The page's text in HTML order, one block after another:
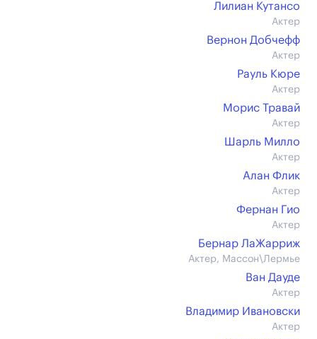
Лилиан Кутансо
Актер
Вернон Добчефф
Актер
Рауль Кюре
Актер
Морис Травай
Актер
Шарль Милло
Актер
Алан Флик
Актер
Фернан Гио
Актер
Бернар ЛаЖарриж
Актер, Массон\Лермье
Ван Дауде
Актер
Владимир Ивановски
Актер